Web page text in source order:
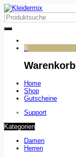
0
Warenkorb
Home
Shop
Gutscheine
Support
Kategorien
Damen
Herren